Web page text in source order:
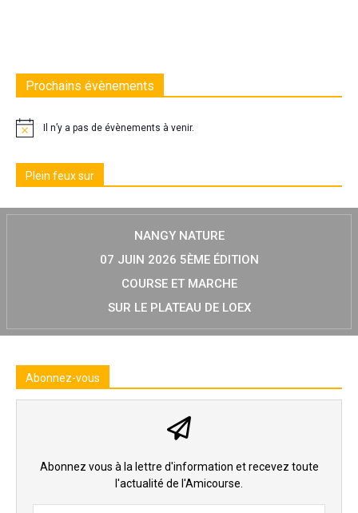
Prochains évènements
Il n’y a pas de évènements à venir.
Plein feux sur
NANGY NATURE
07 JUIN 2026 5ÈME ÉDITION
COURSE ET MARCHE
SUR LE PLATEAU DE LOEX
Abonnez-vous
Abonnez vous à la lettre d'information et recevez toute
l'actualité de l'Amicourse.